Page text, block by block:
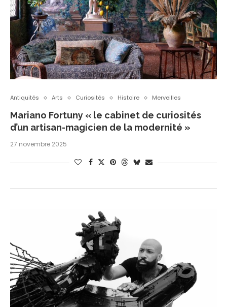
Antiquités Arts Curiosités Histoire Merveilles
Mariano Fortuny « le cabinet de curiosités
d’un artisan-magicien de la modernité »
27 novembre 2025